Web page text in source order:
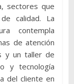
sectores que
calidad. La
contempla
de atención
y un taller de
y tecnología
del cliente en